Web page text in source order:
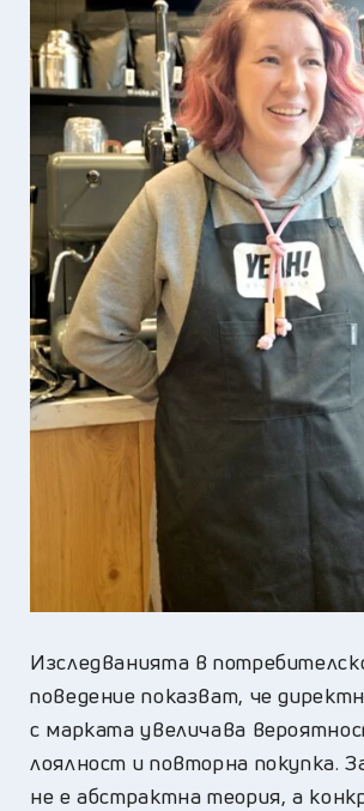
Изследванията в
поведение показват, че
с марката увеличава
лоялност и повторна покупка.
не е абстрактна теория, а